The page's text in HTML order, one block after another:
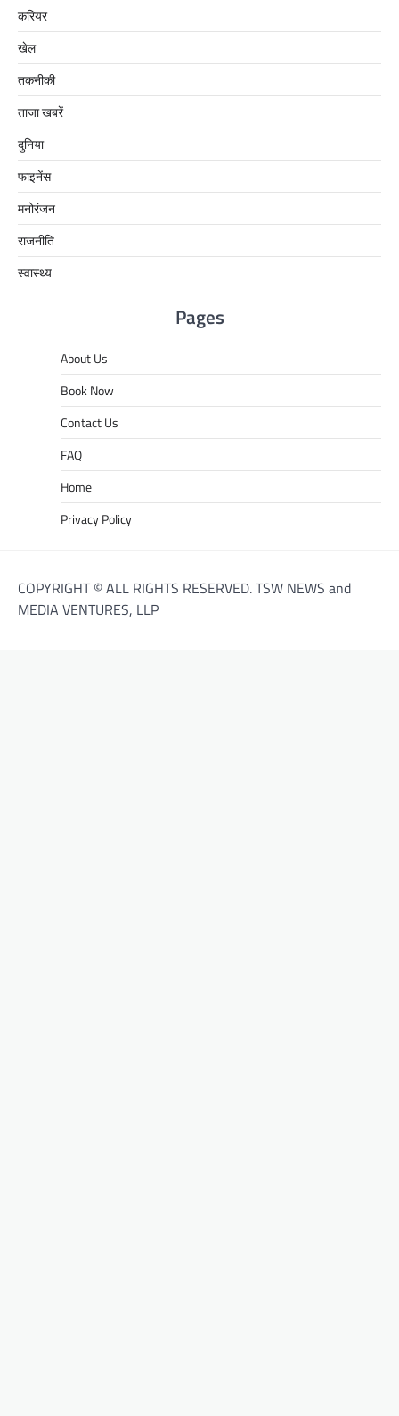
करियर
खेल
तकनीकी
ताजा खबरें
दुनिया
फाइनेंस
मनोरंजन
राजनीति
स्वास्थ्य
Pages
About Us
Book Now
Contact Us
FAQ
Home
Privacy Policy
COPYRIGHT © ALL RIGHTS RESERVED. TSW NEWS and
MEDIA VENTURES, LLP